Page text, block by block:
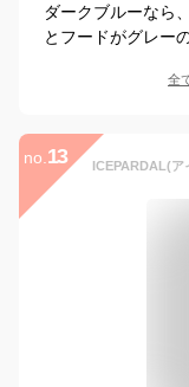
ダークブルーなら
とフードがグレー
全
no. 13